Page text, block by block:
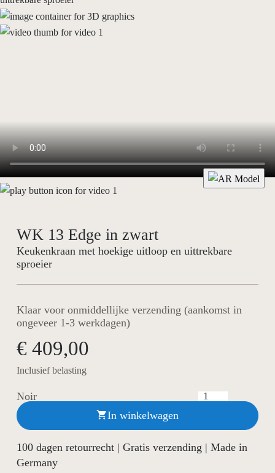
WK 13 Edge in zwart
Keukenkraan met hoekige uitloop en uittrekbare
sproeier
Klaar voor onmiddellijke verzending (aankomst in
ongeveer 1-3 werkdagen)
€ 409,00
Inclusief belasting
Noir
In winkelwagen
100 dagen retourrecht | Gratis verzending | Made in
Germany